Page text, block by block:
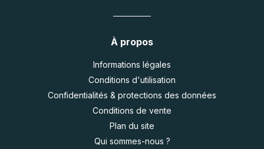
À propos
Informations légales
Conditions d'utilisation
Confidentialités & protections des données
Conditions de vente
Plan du site
Qui sommes-nous ?